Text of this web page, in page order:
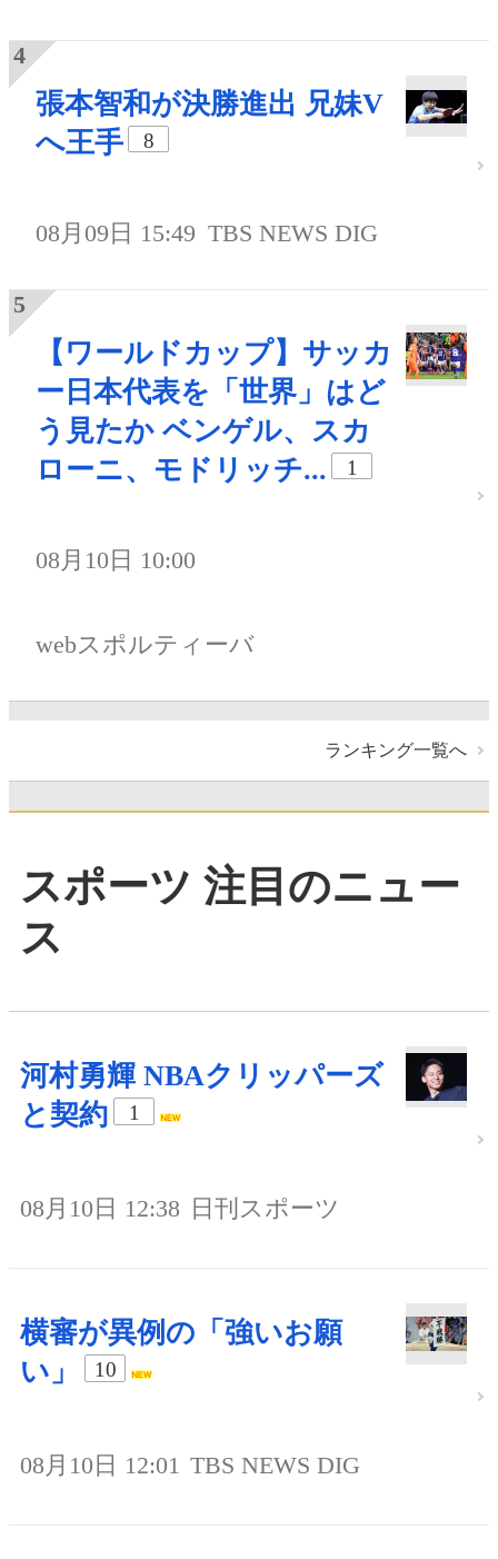
張本智和が決勝進出 兄妹V
へ王手
8
08月09日 15:49 TBS NEWS DIG
【ワールドカップ】サッカ
ー日本代表を「世界」はど
う見たか ベンゲル、スカ
ローニ、モドリッチ...
1
08月10日 10:00
webスポルティーバ
ランキング一覧へ
スポーツ 注目のニュー
ス
河村勇輝 NBAクリッパーズ
と契約
1
08月10日 12:38 日刊スポーツ
横審が異例の「強いお願
い」
10
08月10日 12:01 TBS NEWS DIG